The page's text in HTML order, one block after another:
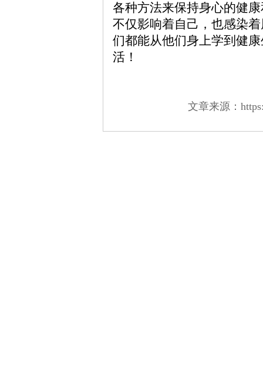
各种方法来保持身心的健
不仅影响着自己，也感染
们都能从他们身上学到健
活！
文章来源：